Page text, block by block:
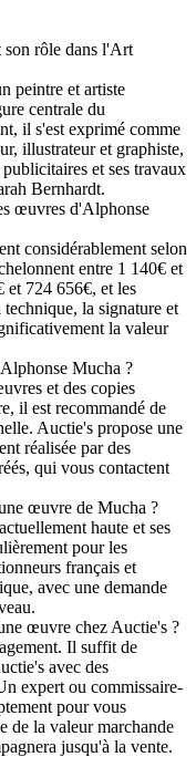
son rôle dans l'Art
peintre et artiste
centrale du
il s'est exprimé comme
illustrateur et graphiste,
et ses travaux
Bernhardt.
œuvres d'Alphonse
considérablement selon
entre 1 140€ et
et 724 656€, et les
la signature et
la valeur
Mucha ?
et des copies
il est recommandé de
Auctie's propose une
réalisée par des
qui vous contactent
œuvre de Mucha ?
haute et ses
pour les
français et
avec une demande
œuvre chez Auctie's ?
Il suffit de
avec des
expert ou commissaire-
pour vous
de la valeur marchande
jusqu'à la vente.